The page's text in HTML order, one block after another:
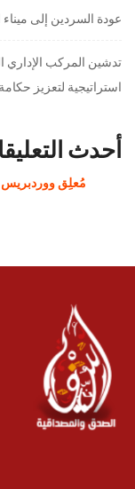
تدشين المركب الإداري
أحدث